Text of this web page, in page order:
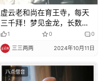
虚云老和尚在育王寺，每天
三千拜！梦见金龙，长数
丈，金光晃耀……
1 0 0
三三两两 2024年10月11日
八点僧音